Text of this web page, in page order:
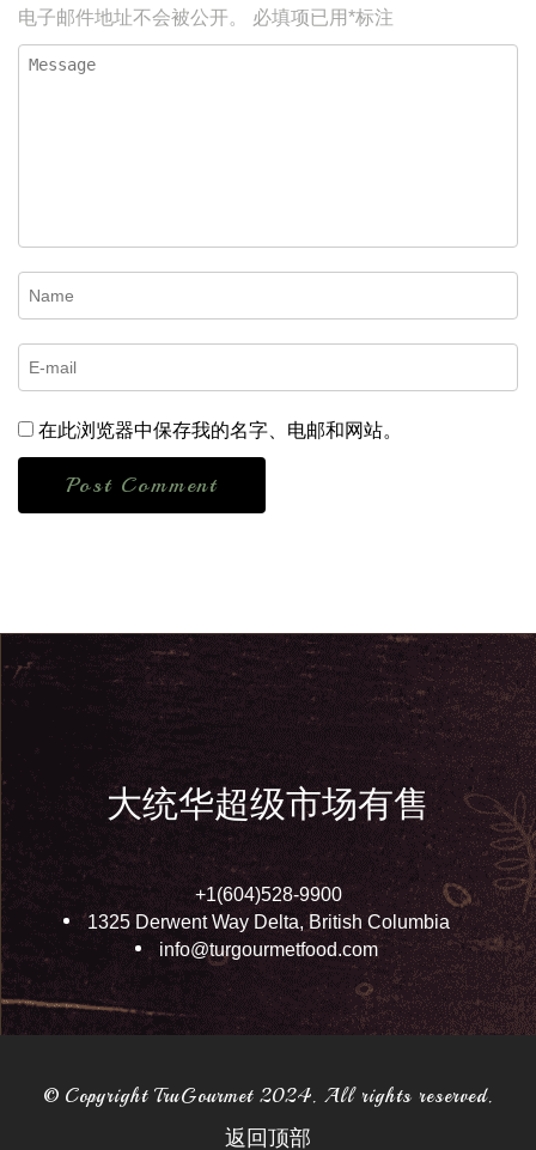
电子邮件地址不会被公开。 必填项已用*标注
在此浏览器中保存我的名字、电邮和网站。
大统华超级市场有售
+1(604)528-9900
1325 Derwent Way Delta, British Columbia
info@turgourmetfood.com
© Copyright TruGourmet 2024. All rights reserved.
返回顶部